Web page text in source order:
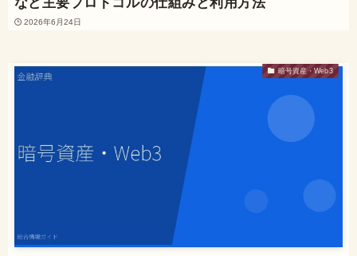
2026年6月24日
暗号資産・Web3